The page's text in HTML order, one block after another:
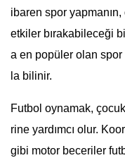
ibaren spor yapmanın,
etkiler bırakabileceği
a en popüler olan spor
la bilinir.
Futbol oynamak,
rine yardımcı olur.
gibi motor beceriler